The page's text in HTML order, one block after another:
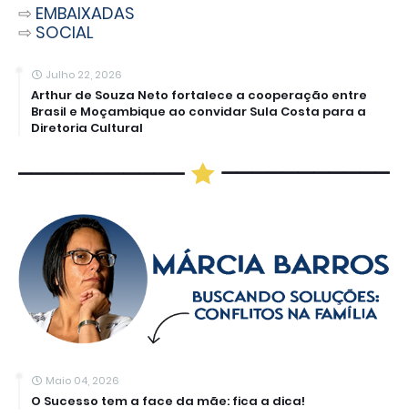
⇨ EMBAIXADAS
⇨ SOCIAL
Julho 22, 2026
Arthur de Souza Neto fortalece a cooperação entre
Brasil e Moçambique ao convidar Sula Costa para a
Diretoria Cultural
Maio 04, 2026
O Sucesso tem a face da mãe: fica a dica!